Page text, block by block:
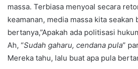
massa. Terbiasa menyoal secara
keamanan, media massa kita seakan
bertanya,”Apakah ada politisasi
Ah, “Sudah gaharu, cendana pula”
Mereka tahu, lalu buat apa pula